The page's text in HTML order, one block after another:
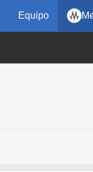
Equipo